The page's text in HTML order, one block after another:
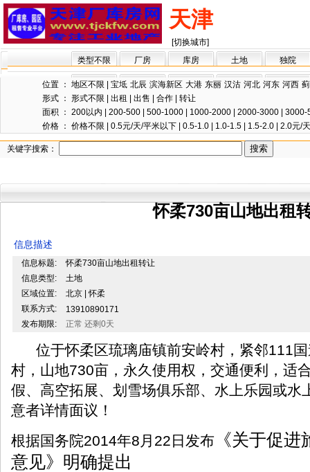
天津
[切换城市]
类型不限
厂房 库房 土地 独院
位置 ： 地区不限 宝坻 北辰 滨海新区 大港 东丽 汉沽 河北 河东 河西
形式 ： 形式不限 出租 出售 合作
转让
面积 ： 200以内 200-500 500-1000 1000-2000 2000-3000
3000-
价格 ： 价格不限 0.5元/天/平米以下 0.5-1.0 1.0-1.5 1.5-2.0 2.0元/
关键字搜索：
怀柔730亩山地出租
信息描述
信息标题:
怀柔730亩山地出租转让
信息类型:
土地
区域位置:
北京 | 怀柔
联系方式:
13910890171
发布期限:
正常 还剩0天
位于怀柔区琉璃庙镇前安岭村，紧邻111国
村，山地730亩，永久使用权，交通便利，适
假、高空拓展、划雪场俱乐部、水上乐园或水
意者详情面议！
根据国务院2014年8月22日发布 《关于促
意见》明确提出